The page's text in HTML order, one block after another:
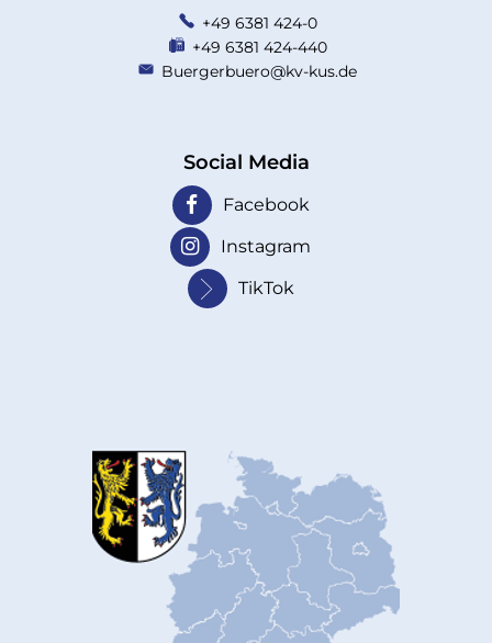
+49 6381 424-0
+49 6381 424-440
Buergerbuero@kv-kus.de
Social Media
Facebook
Instagram
TikTok